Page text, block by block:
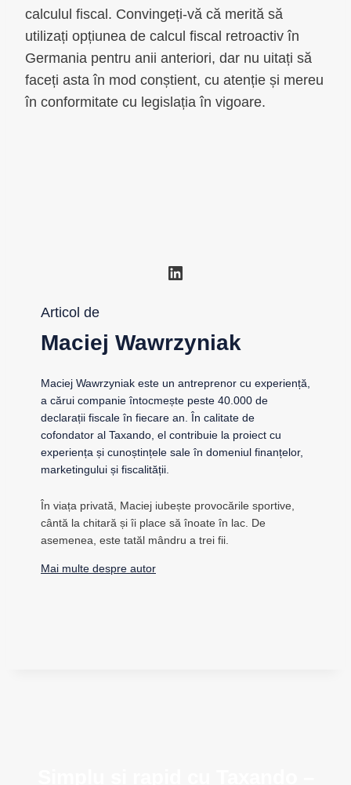
calculul fiscal. Convingeți-vă că merită să
utilizați opțiunea de calcul fiscal retroactiv în
Germania pentru anii anteriori, dar nu uitați să
faceți asta în mod conștient, cu atenție și mereu
în conformitate cu legislația în vigoare.
LinkedIn
Articol de
Maciej Wawrzyniak
Maciej Wawrzyniak este un antreprenor cu experiență,
a cărui companie întocmește peste 40.000 de
declarații fiscale în fiecare an. În calitate de
cofondator al Taxando, el contribuie la proiect cu
experiența și cunoștințele sale în domeniul finanțelor,
marketingului și fiscalității.
În viața privată, Maciej iubește provocările sportive,
cântă la chitară și îi place să înoate în lac. De
asemenea, este tatăl mândru a trei fii.
Mai multe despre autor